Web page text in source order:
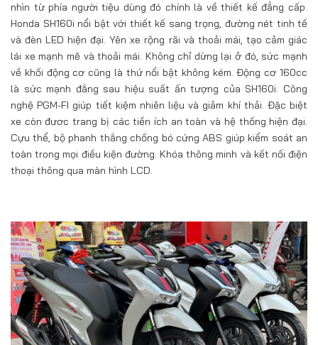
nhìn từ phía người tiệu dùng đó chính là về thiết kế đẳng cấp.
Honda SH160i nổi bật với thiết kế sang trọng, đường nét tinh tế
và đèn LED hiện đại. Yên xe rộng rãi và thoải mái, tạo cảm giác
lái xe mạnh mẽ và thoải mái. Không chỉ dừng lại ở đó, sức mạnh
về khối động cơ cũng là thứ nổi bật không kém. Động cơ 160cc
là sức mạnh đằng sau hiệu suất ấn tượng của SH160i. Công
nghệ PGM-FI giúp tiết kiệm nhiên liệu và giảm khí thải. Đặc biệt
xe còn đươc trang bị các tiền ích an toàn và hệ thống hiện đại.
Cựu thể, bộ phanh thắng chống bó cứng ABS giúp kiểm soát an
toàn trong mọi điều kiện đường. Khóa thông minh và kết nối điện
thoại thông qua màn hình LCD.